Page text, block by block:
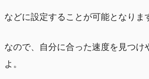
などに設定することが可能となりま
なので、自分に合った速度を見つけ
よ。